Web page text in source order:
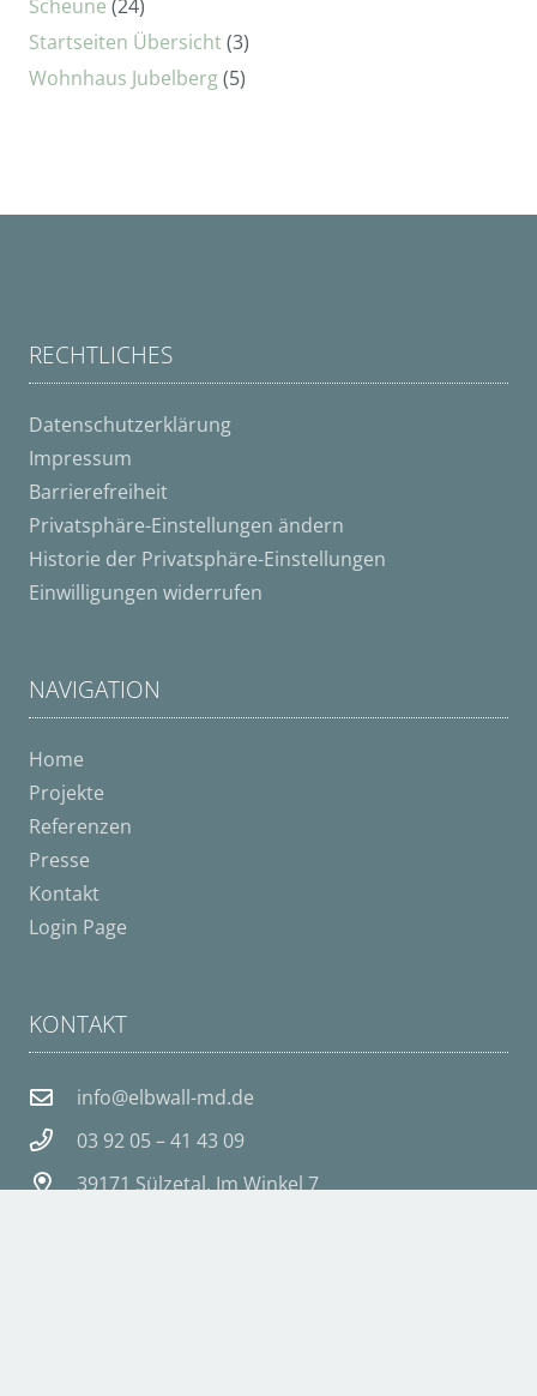
Scheune (24)
Startseiten Übersicht(3)
Wohnhaus Jubelberg(5)
RECHTLICHES
Datenschutzerklärung
Impressum
Barrierefreiheit
Privatsphäre-Einstellungen ändern
Historie der Privatsphäre-Einstellungen
Einwilligungen widerrufen
NAVIGATION
Home
Projekte
Referenzen
Presse
Kontakt
Login Page
KONTAKT
info@elbwall-md.de
03 92 05 – 41 43 09
39171 Sülzetal, Im Winkel 7